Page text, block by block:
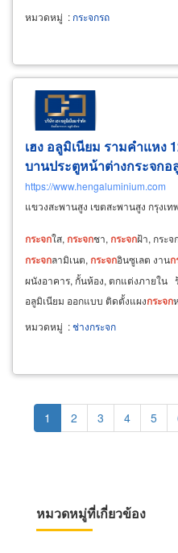
ใช้รถได้อย่างสบายใจ ปัญหา
ข้าง
หมวดหมู่ : กระจกรถ
เฮง อลูมิเนียม รามคำแหง
บานประตูหน้าต่างกระจกอ
https://www.hengaluminium.com
แขวงสะพานสูง เขตสะพานสูง กรุงเ
กระจกใส, กระจกชา, กระจกฝ้า, กระจ
กระจกลามิเนต, กระจกอินซูเลต งาน
ผนังอาคาร, กั้นห้อง, ตกแต่งภายใน
อลูมิเนียม ออกแบบ ติดตั้งแผงกระจก
กระจก โชว์รูม หน้าร้านค้า, บาน
หมวดหมู่ :ช่างกระจก
Pagination
Current
page
1 Page
2 Page
3 Page
4 Page
5
หมวดหมู่ที่เกี่ยวข้อง